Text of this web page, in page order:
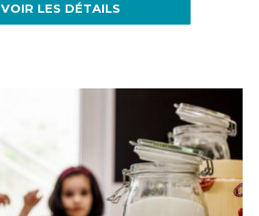
LES DÉTAILS